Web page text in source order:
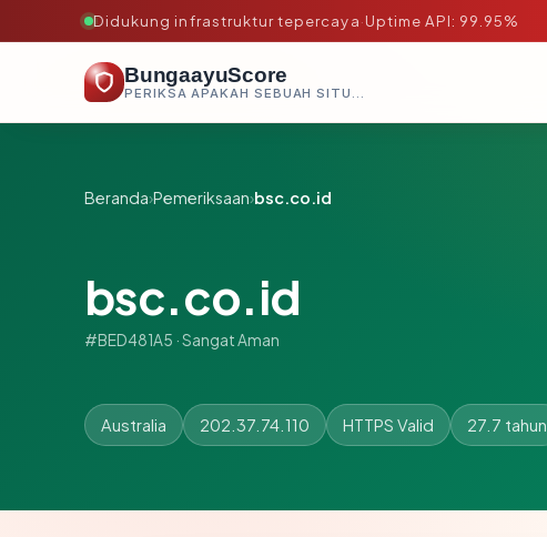
Didukung infrastruktur tepercaya·Uptime API: 99.95%
BungaayuScore
PERIKSA APAKAH SEBUAH SITUS AMAN, TEPERCAYA, DAN TERVERIFIKASI DALAM HITUNGAN DETIK.
Beranda›Pemeriksaan›bsc.co.id
bsc.co.id
#BED481A5 · Sangat Aman
Australia 202.37.74.110 HTTPS Valid 27.7 tahun